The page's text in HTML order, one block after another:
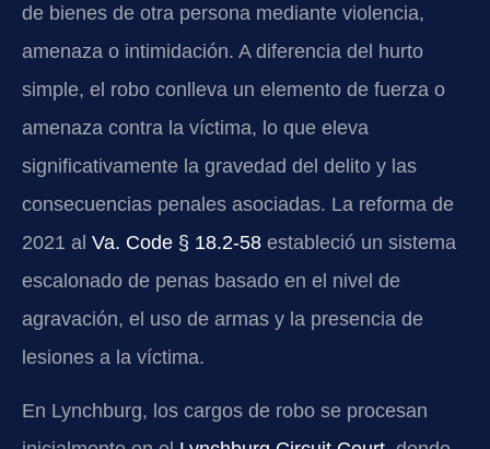
de bienes de otra persona mediante violencia,
amenaza o intimidación. A diferencia del hurto
simple, el robo conlleva un elemento de fuerza o
amenaza contra la víctima, lo que eleva
significativamente la gravedad del delito y las
consecuencias penales asociadas. La reforma de
2021 al Va. Code § 18.2-58 estableció un sistema
escalonado de penas basado en el nivel de
agravación, el uso de armas y la presencia de
lesiones a la víctima.
En Lynchburg, los cargos de robo se procesan